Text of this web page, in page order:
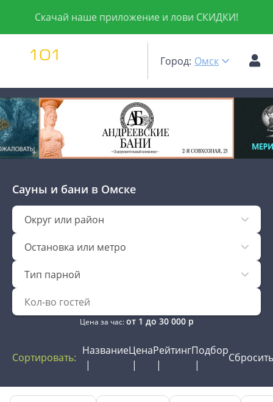
Скачай наше приложение и лови СКИДКИ!
Город: Омск
Сауны и бани в Омске
Округ или район
Остановка или метро
Тип парной
Цена за час:от 1 до 30 000р
Сортировать:
НазваниеЦенаРейтингПодбор
Сбросить